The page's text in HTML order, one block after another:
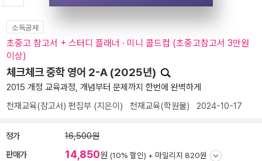
소득공제
초중고 참고서 + 스터디 플래너 · 미니 콜드컵 (초중고참고서 3만원
이상)
체크체크 중학 영어 2-A (2025년)
2015 개정 교육과정, 개념부터 문제까지 한번에 완벽하게
천재교육(참고서) 편집부 (지은이) 천재교육(학원물) 2024-10-17
정가 16,500원
판매가 14,850원 (10% 할인) + 마일리지 820원